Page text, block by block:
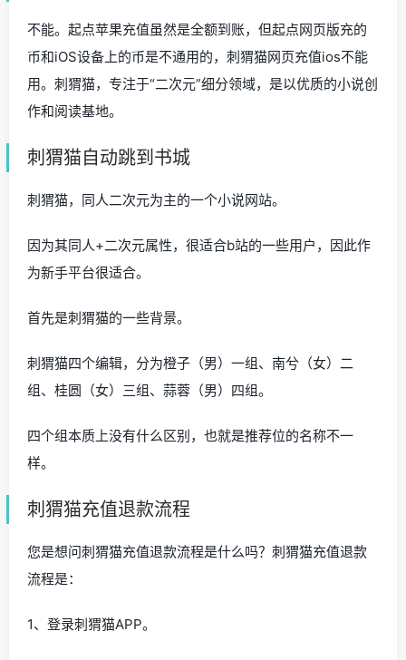
不能。起点苹果充值虽然是全额到账，但起点网页版充的
币和iOS设备上的币是不通用的，刺猬猫网页充值ios不能
用。刺猬猫，专注于“二次元”细分领域，是以优质的小说创
作和阅读基地。
刺猬猫自动跳到书城
刺猬猫，同人二次元为主的一个小说网站。
因为其同人+二次元属性，很适合b站的一些用户，因此作
为新手平台很适合。
首先是刺猬猫的一些背景。
刺猬猫四个编辑，分为橙子（男）一组、南兮（女）二
组、桂圆（女）三组、蒜蓉（男）四组。
四个组本质上没有什么区别，也就是推荐位的名称不一
样。
刺猬猫充值退款流程
您是想问刺猬猫充值退款流程是什么吗？刺猬猫充值退款
流程是：
1、登录刺猬猫APP。